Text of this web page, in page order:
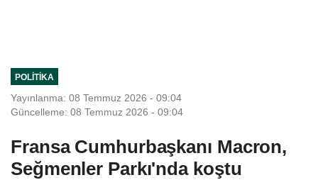
POLITIKA
Yayınlanma: 08 Temmuz 2026 - 09:04
Güncelleme: 08 Temmuz 2026 - 09:04
Fransa Cumhurbaşkanı Macron,
Seğmenler Parkı'nda koştu